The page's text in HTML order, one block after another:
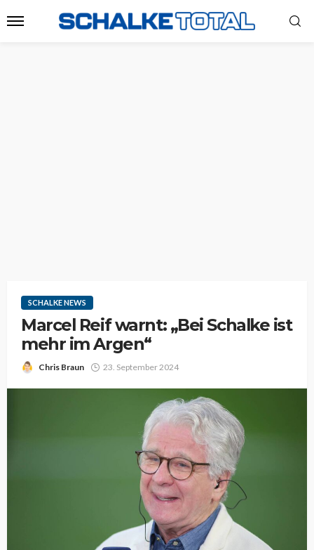
SCHALKE NEWS
Marcel Reif warnt: „Bei Schalke ist
mehr im Argen“
Chris Braun 23. September 2024